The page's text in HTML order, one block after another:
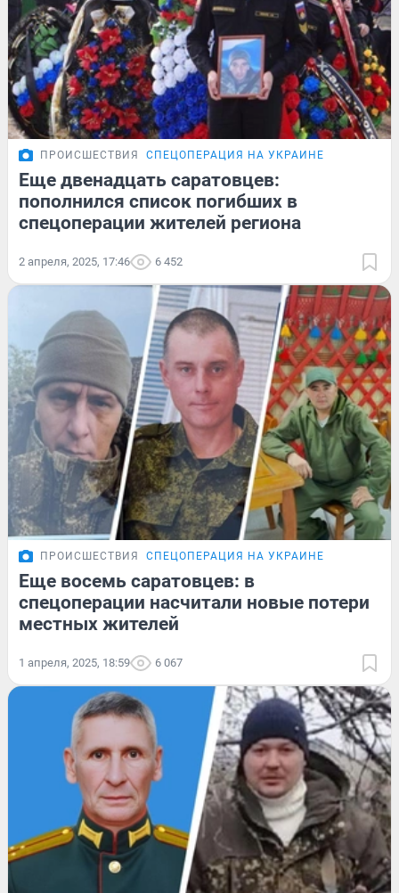
ПРОИСШЕСТВИЯ СПЕЦОПЕРАЦИЯ НА УКРАИНЕ
Еще двенадцать саратовцев:
пополнился список погибших в
спецоперации жителей региона
2 апреля, 2025, 17:46 6 452
ПРОИСШЕСТВИЯ СПЕЦОПЕРАЦИЯ НА УКРАИНЕ
Еще восемь саратовцев: в
спецоперации насчитали новые потери
местных жителей
1 апреля, 2025, 18:59 6 067